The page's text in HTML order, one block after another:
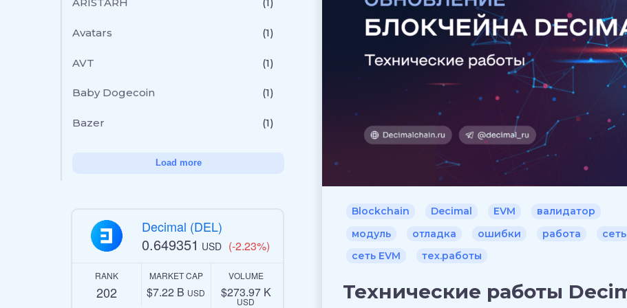
Avatars (1)
AVT (1)
Baby Dogecoin (1)
Bazer (1)
Load more
Decimal (DEL)
0.649351 USD (-2.23%)
RANK
202
MARKET CAP
$7.22 B USD
VOLUME
$273.97 K
USD
Blockchain Decimal EVM
валидатор
модуль
отладка ошибки работа
сеть
сеть EVM
тех.работы
Технические работы